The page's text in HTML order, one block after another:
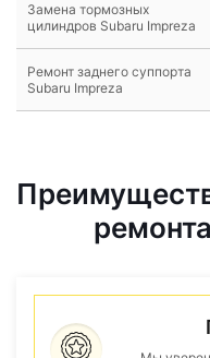
Замена тормозных
цилиндров Subaru Impreza
Ремонт заднего суппорта
Subaru Impreza